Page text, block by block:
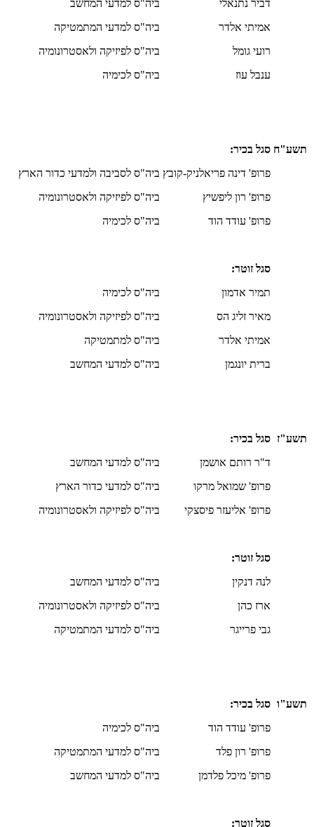
דביר נתנאלי
אמיתי אלדר
רועי גומל
ענבל עוז
ביה"ס למדעי המחשב
ביה"ס למדעי המתמטיקה
ביה"ס לפיזיקה ולאסטרונומיה
ביה"ס לכימיה
תשע"ח סגל בכיר:
פרופ' דינה פריאלניק-קובץ
פרופ' רון ליפשיץ
פרופ' עודד הוד
סגל זוטר:
תמיר אדמון
מאיר זליג הס
אמיתי אלדר
ברית יונגמן
ביה"ס לסביבה ולמדעי כדור הארץ
ביה"ס לפיזיקה ולאסטרונומיה
ביה"ס לכימיה
ביה"ס לכימיה
ביה"ס לפיזיקה ולאסטרונומיה
ביה"ס למתמטיקה
ביה"ס למדעי המחשב
תשע"ז סגל בכיר:
ד"ר רותם אושמן
פרופ' שמואל מרקו
פרופ' אליעזר פיסצקי
סגל זוטר:
לנה דנקין
ארז כהן
גבי פרייגר
ביה"ס למדעי המחשב
ביה"ס למדעי כדור הארץ
ביה"ס לפיזיקה ולאסטרונומיה
ביה"ס למדעי המחשב
ביה"ס לפיזיקה ולאסטרונומיה
ביה"ס למדעי המתמטיקה
תשע"ו סגל בכיר:
פרופ' עודד הוד
פרופ' רון פלד
פרופ' מיכל פלדמן
סגל זוטר:
ביה"ס לכימיה
ביה"ס למדעי המתמטיקה
ביה"ס למדעי המחשב